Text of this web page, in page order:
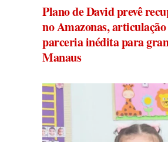
Plano de David prevê
no Amazonas,
parceria inédita para
Manaus